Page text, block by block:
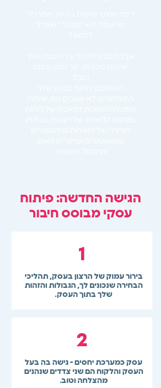
הגישה החדשה: פיתוח
עסקי מבוסס חיבור
בירור עמוק של הרצון בעסק, תהליכי
הבחירה שנכונים לך, הגבולות והזהות
שלך בתוך העסק.
1
עסק כמערכת יחסים - גישה בה בעל
העסק והלקוח הם שני צדדים שנהנים
מהצלחה וטוב.
2